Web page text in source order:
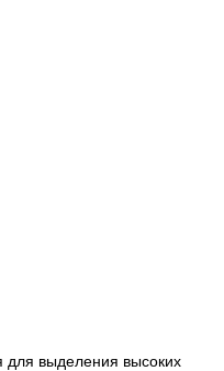
для выделения высоких